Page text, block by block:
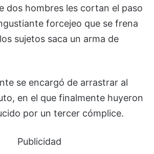
dos hombres les cortan el paso
forcejeo que se frena
sujetos saca un arma de
se encargó de arrastrar al
en el que finalmente huyeron
por un tercer cómplice.
Publicidad